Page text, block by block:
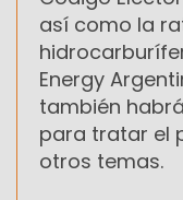
así como la
Energy
también
para tratar el
otros temas.